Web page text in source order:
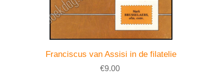
Franciscus van Assisi in de filatelie
€9.00